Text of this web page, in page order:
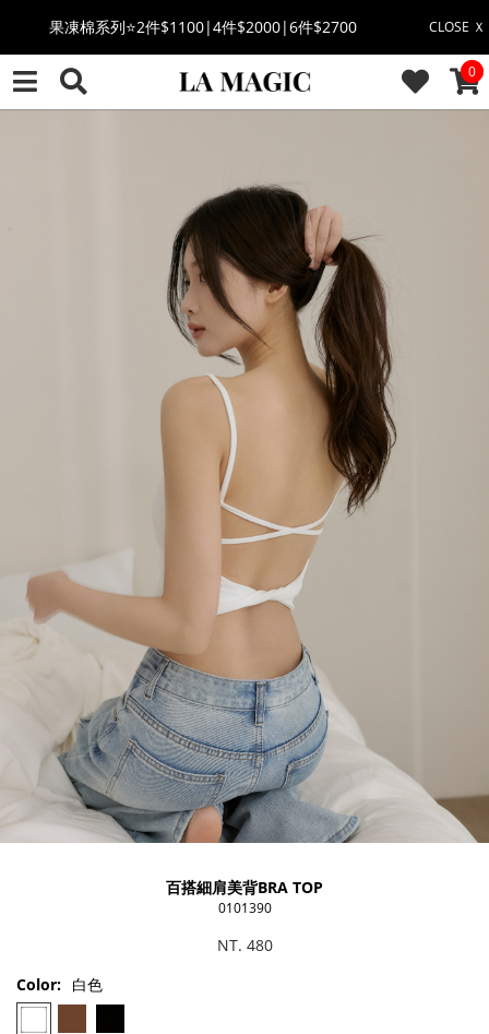
CLOSE Ｘ
萊卡棉系列💫 2件$1100 | 4件$2000 | 6件$2700
🔥點擊立即➕官方LINE領取$100🔥
感恩回饋價🎁零修圖系列$399起>
全館滿$3000即贈「夏日條紋草編包」👜
絲柔莫代爾系列🤍任選兩件$1000
果凍棉系列⭐2件$1100|4件$2000|6件$2700
0
百搭細肩美背BRA TOP
0101390
NT. 480
Color: 白色